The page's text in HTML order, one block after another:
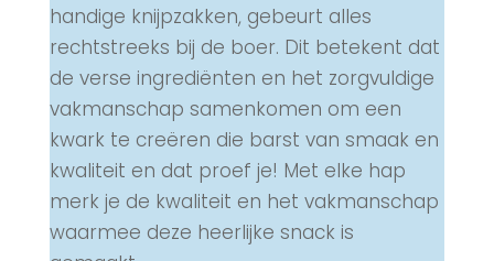
handige knijpzakken, gebeurt alles
rechtstreeks bij de boer. Dit betekent dat
de verse ingrediënten en het zorgvuldige
vakmanschap samenkomen om een
kwark te creëren die barst van smaak en
kwaliteit en dat proef je! Met elke hap
merk je de kwaliteit en het vakmanschap
waarmee deze heerlijke snack is